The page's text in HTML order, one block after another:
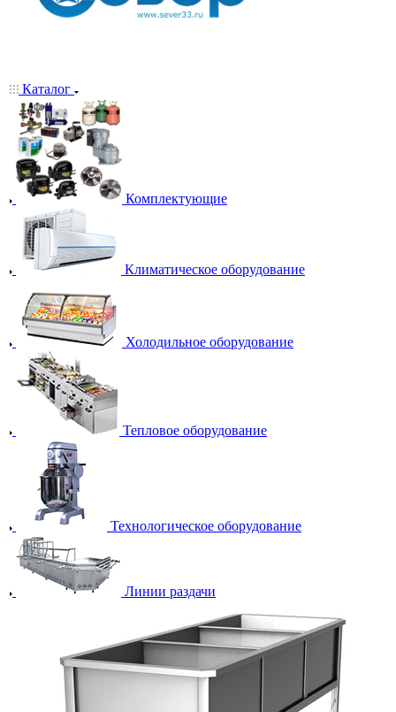
Каталог
Комплектующие
Климатическое оборудование
Холодильное оборудование
Тепловое оборудование
Технологическое оборудование
Линии раздачи